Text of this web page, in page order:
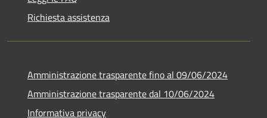
Richiesta assistenza
Amministrazione trasparente fino al 09/06/2024
Amministrazione trasparente dal 10/06/2024
Informativa privacy